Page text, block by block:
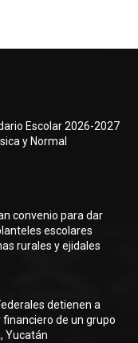
Escolar 2026-2027
y Normal
convenio para dar
escolares
rurales y ejidales
detienen a
de un grupo
Yucatán